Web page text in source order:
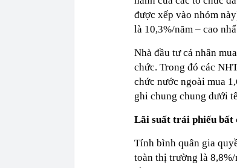
được xếp vào nhóm
là 10,3%/năm – cao
Nhà đầu tư cá nhân
chức. Trong đó các
chức nước ngoài mua
ghi chung chung dưới
Lãi suất trái phiếu bất
Tính bình quân gia
toàn thị trường là